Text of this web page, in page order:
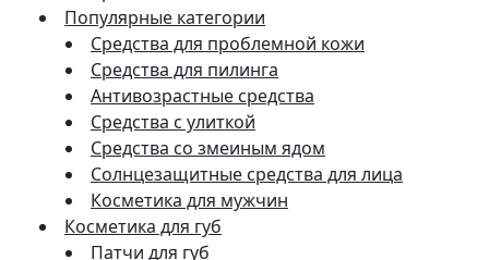
Популярные категории
Средства для проблемной кожи
Средства для пилинга
Антивозрастные средства
Средства с улиткой
Средства со змеиным ядом
Солнцезащитные средства для лица
Косметика для мужчин
Косметика для губ
Патчи для губ